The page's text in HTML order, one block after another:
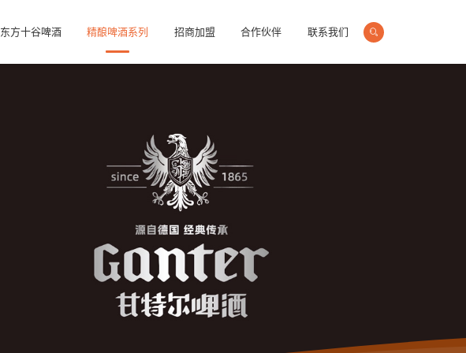
东方十谷啤酒 精酿啤酒系列 招商加盟 合作伙伴 联系我们